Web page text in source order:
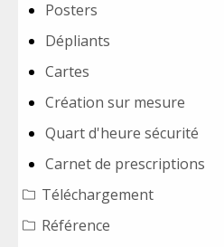
Posters
Dépliants
Cartes
Création sur mesure
Quart d'heure sécurité
Carnet de prescriptions
Téléchargement
Référence